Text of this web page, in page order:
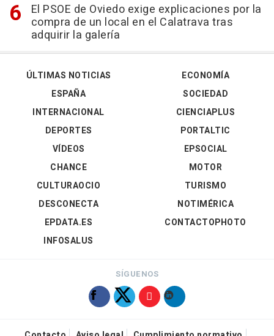
El PSOE de Oviedo exige explicaciones por la
compra de un local en el Calatrava tras
adquirir la galería
ÚLTIMAS NOTICIAS
ESPAÑA
INTERNACIONAL
DEPORTES
VÍDEOS
ECONOMÍA
SOCIEDAD
CIENCIAPLUS
PORTALTIC
EPSOCIAL
CHANCE
CULTURAOCIO
DESCONECTA
EPDATA.ES
INFOSALUS
MOTOR
TURISMO
NOTIMÉRICA
CONTACTOPHOTO
SÍGUENOS